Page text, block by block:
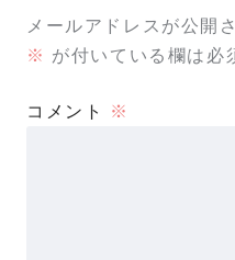
メールアドレスが公開
※ が付いている欄は必
コメント ※